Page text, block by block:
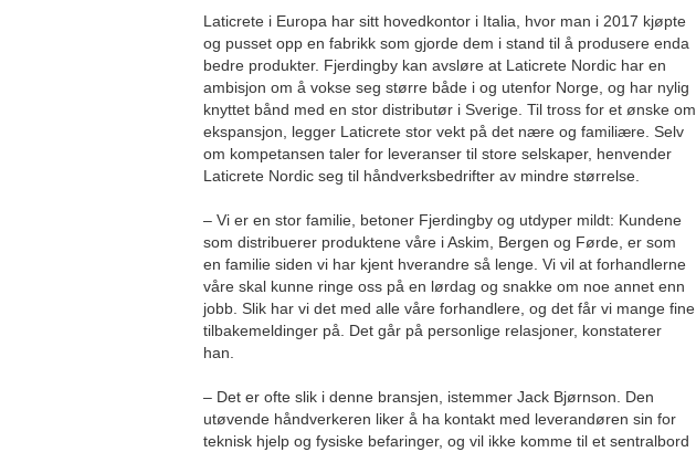
Laticrete i Europa har sitt hovedkontor i Italia, hvor man i 2017 kjøpte
og pusset opp en fabrikk som gjorde dem i stand til å produsere enda
bedre produkter. Fjerdingby kan avsløre at Laticrete Nordic har en
ambisjon om å vokse seg større både i og utenfor Norge, og har nylig
knyttet bånd med en stor distributør i Sverige. Til tross for et ønske om
ekspansjon, legger Laticrete stor vekt på det nære og familiære. Selv
om kompetansen taler for leveranser til store selskaper, henvender
Laticrete Nordic seg til håndverksbedrifter av mindre størrelse.
– Vi er en stor familie, betoner Fjerdingby og utdyper mildt: Kundene
som distribuerer produktene våre i Askim, Bergen og Førde, er som
en familie siden vi har kjent hverandre så lenge. Vi vil at forhandlerne
våre skal kunne ringe oss på en lørdag og snakke om noe annet enn
jobb. Slik har vi det med alle våre forhandlere, og det får vi mange fine
tilbakemeldinger på. Det går på personlige relasjoner, konstaterer
han.
– Det er ofte slik i denne bransjen, istemmer Jack Bjørnson. Den
utøvende håndverkeren liker å ha kontakt med leverandøren sin for
teknisk hjelp og fysiske befaringer, og vil ikke komme til et sentralbord